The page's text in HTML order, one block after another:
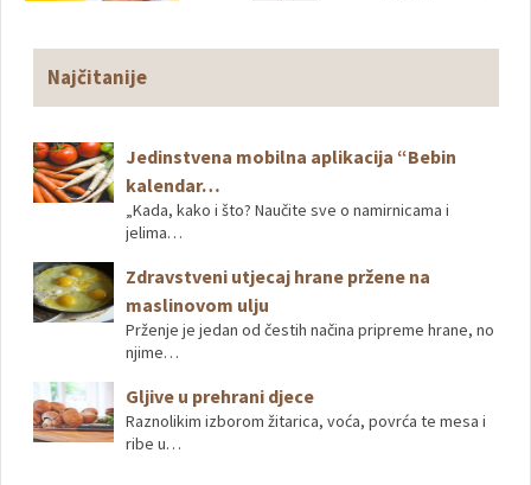
Najčitanije
Jedinstvena mobilna aplikacija “Bebin
kalendar…
„Kada, kako i što? Naučite sve o namirnicama i
jelima…
Zdravstveni utjecaj hrane pržene na
maslinovom ulju
Prženje je jedan od čestih načina pripreme hrane, no
njime…
Gljive u prehrani djece
Raznolikim izborom žitarica, voća, povrća te mesa i
ribe u…